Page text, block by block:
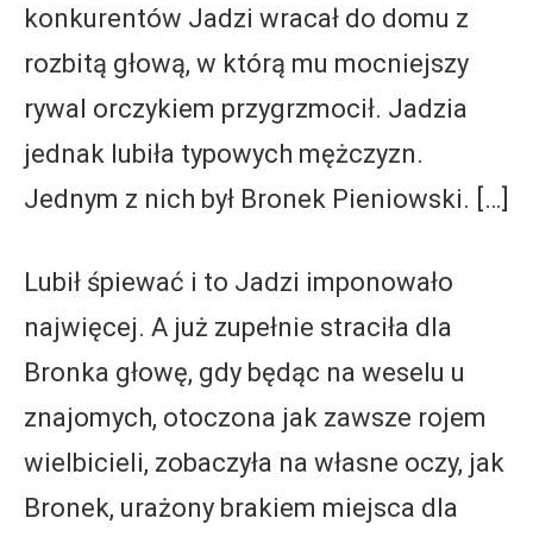
konkurentów Jadzi wracał do domu z
rozbitą głową, w którą mu mocniejszy
rywal orczykiem przygrzmocił. Jadzia
jednak lubiła typowych mężczyzn.
Jednym z nich był Bronek Pieniowski. […]
Lubił śpiewać i to Jadzi imponowało
najwięcej. A już zupełnie straciła dla
Bronka głowę, gdy będąc na weselu u
znajomych, otoczona jak zawsze rojem
wielbicieli, zobaczyła na własne oczy, jak
Bronek, urażony brakiem miejsca dla